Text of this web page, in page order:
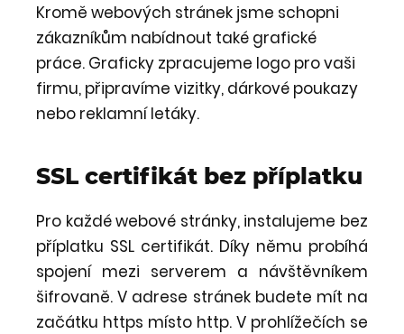
Kromě webových stránek jsme schopni
zákazníkům nabídnout také grafické
práce. Graficky zpracujeme logo pro vaši
firmu, připravíme vizitky, dárkové poukazy
nebo reklamní letáky.
SSL certifikát bez příplatku
Pro každé webové stránky, instalujeme bez
příplatku SSL certifikát. Díky němu probíhá
spojení mezi serverem a návštěvníkem
šifrovaně. V adrese stránek budete mít na
začátku https místo http. V prohlížečích se